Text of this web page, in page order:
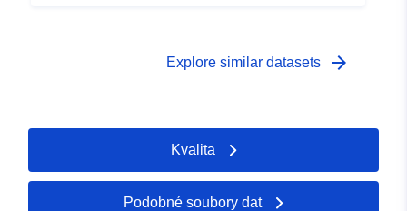
Explore similar datasets arrow_forward
Kvalita
Podobné soubory dat